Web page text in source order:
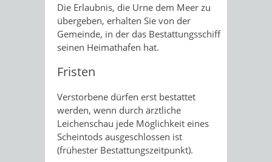
Die Erlaubnis, die Urne dem Meer zu
übergeben, erhalten Sie von der
Gemeinde, in der das Bestattungsschiff
seinen Heimathafen hat.
Fristen
Verstorbene dürfen erst bestattet
werden, wenn durch ärztliche
Leichenschau jede Möglichkeit eines
Scheintods ausgeschlossen ist
(frühester Bestattungszeitpunkt).